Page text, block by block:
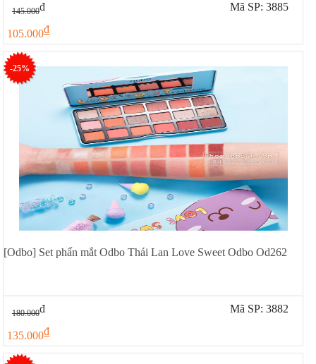
145.000đ
105.000đ
Mã SP: 3885
-25%
[Odbo] Set phấn mắt Odbo Thái Lan Love Sweet Odbo Od262
180.000đ
135.000đ
Mã SP: 3882